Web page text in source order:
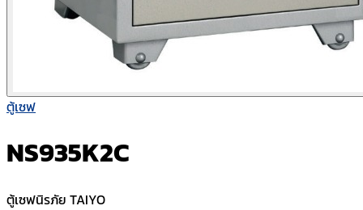
ตู้เซฟ
NS935K2C
ตู้เซฟนิรภัย TAIYO